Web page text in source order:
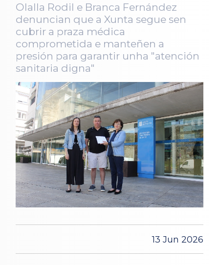
Olalla Rodil e Branca Fernández
denuncian que a Xunta segue sen
cubrir a praza médica
comprometida e manteñen a
presión para garantir unha "atención
sanitaria digna"
13 Jun 2026